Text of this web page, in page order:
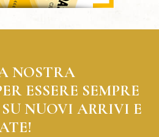
NOSTRA
ESSERE SEMPRE
NUOVI ARRIVI E